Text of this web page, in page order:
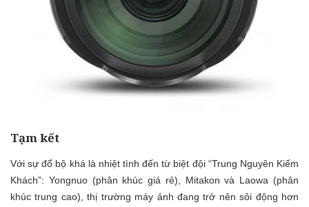
Tạm kết
Với sự đổ bộ khá là nhiệt tình đến từ biệt đội “Trung Nguyên Kiếm
Khách”: Yongnuo (phân khúc giá rẻ), Mitakon và Laowa (phân
khúc trung cao), thị trường máy ảnh đang trở nên sôi động hơn